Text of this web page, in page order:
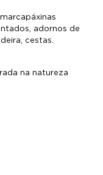
adornos de
cestas.
na natureza